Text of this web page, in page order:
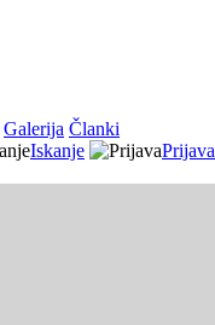
Galerija Članki
Iskanje
Prijava